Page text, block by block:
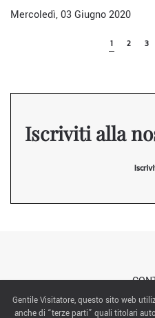
Mercoledì, 03 Giugno 2020
1 2 3
Iscriviti alla
Gentile Visitatore, questo sito web
anche di “terze parti” quali titolari